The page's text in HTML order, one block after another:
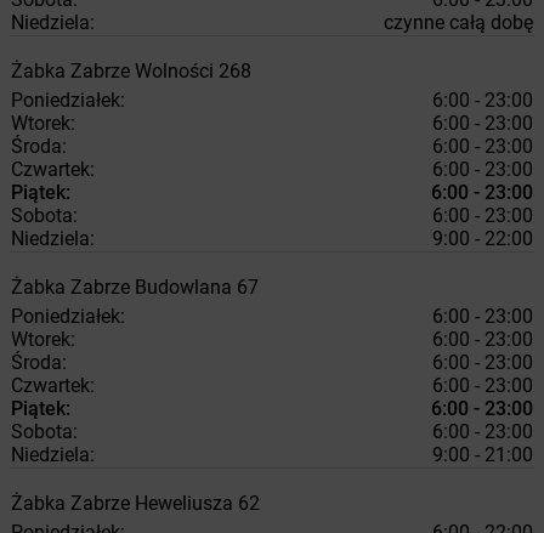
Niedziela:
czynne całą dobę
Żabka Zabrze Wolności 268
Poniedziałek:
6:00 - 23:00
Wtorek:
6:00 - 23:00
Środa:
6:00 - 23:00
Czwartek:
6:00 - 23:00
Piątek:
6:00 - 23:00
Sobota:
6:00 - 23:00
Niedziela:
9:00 - 22:00
Żabka Zabrze Budowlana 67
Poniedziałek:
6:00 - 23:00
Wtorek:
6:00 - 23:00
Środa:
6:00 - 23:00
Czwartek:
6:00 - 23:00
Piątek:
6:00 - 23:00
Sobota:
6:00 - 23:00
Niedziela:
9:00 - 21:00
Żabka Zabrze Heweliusza 62